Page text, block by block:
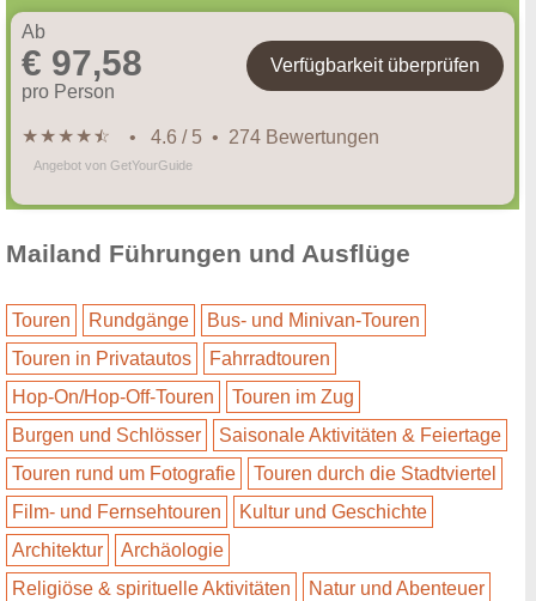
Ab
€ 97,58
pro Person
Verfügbarkeit überprüfen
★★★★★
☆ • 4.6 / 5 • 274 Bewertungen
Angebot von GetYourGuide
Mailand Führungen und Ausflüge
Touren Rundgänge
Bus- und Minivan-Touren
Touren in Privatautos
Fahrradtouren
Hop-On/Hop-Off-Touren
Touren im Zug
Burgen und Schlösser
Saisonale Aktivitäten & Feiertage
Touren rund um Fotografie
Touren durch die Stadtviertel
Film- und Fernsehtouren
Kultur und Geschichte
Architektur
Archäologie
Religiöse & spirituelle Aktivitäten
Natur und Abenteuer